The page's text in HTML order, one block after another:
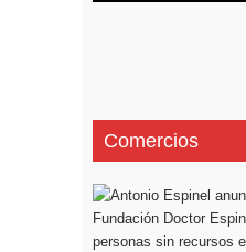
Comercios